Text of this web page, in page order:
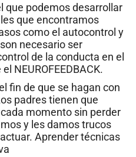
que podemos desarrollar
que encontramos
como el autocontrol y
necesario ser
de la conducta en el
NEUROFEEDBACK.
fin de que se hagan con
padres tienen que
momento sin perder
y les damos trucos
Aprender técnicas